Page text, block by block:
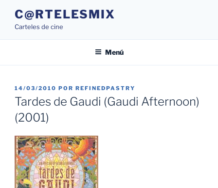
contenido
C@RTELESMIX
Carteles de cine
Menú
PUBLICADO
EL
14/03/2010 POR REFINEDPASTRY
Tardes de Gaudi (Gaudi Afternoon)
(2001)